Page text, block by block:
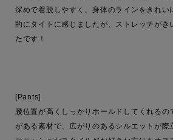
深めで着脱しやすく、身体のラインをきれい
的にタイトに感じましたが、ストレッチがき
たです！
[Pants]
腰位置が高くしっかりホールドしてくれるの
がある素材で、広がりのあるシルエットが際